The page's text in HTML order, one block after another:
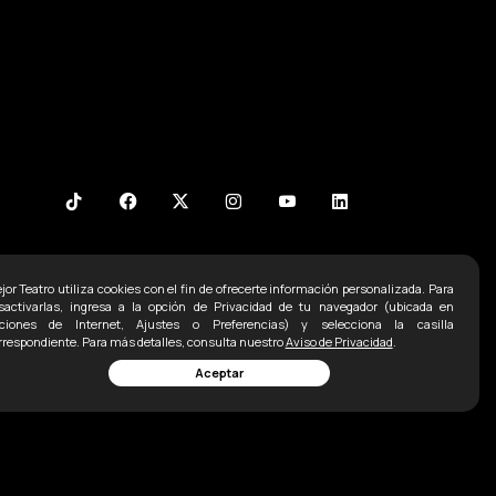
Teatro utiliza cookies con el fin de ofrecerte información personalizada. Para
ingresa a la opción de Privacidad de tu navegador (ubicada en
de Internet, Ajustes o Preferencias) y selecciona la casilla
Para más detalles, consulta nuestroAviso de Privacidad.
Aceptar
Contacto
Ofna:5255 52071498
5255 2338 1792